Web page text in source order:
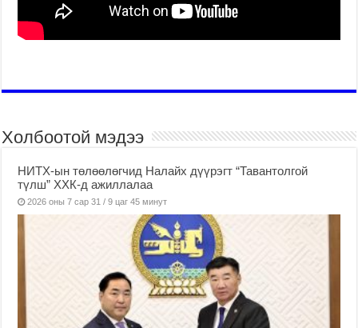
Холбоотой мэдээ
НИТХ-ын төлөөлөгчид Налайх дүүрэгт “Тавантолгой
түлш” ХХК-д ажиллалаа
2026 оны 7 сар 31 / 9 цаг 45 минут